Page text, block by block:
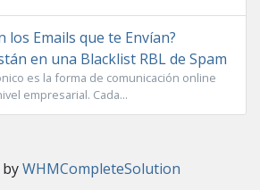
los Emails que te Envían?
en una Blacklist RBL de Spam
es la forma de comunicación online
empresarial. Cada...
WHMCompleteSolution